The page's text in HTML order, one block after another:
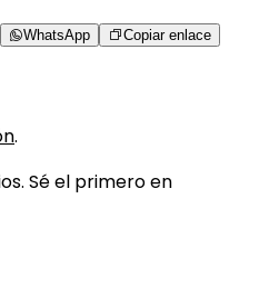
WhatsApp Copiar enlace
.
Sé el primero en